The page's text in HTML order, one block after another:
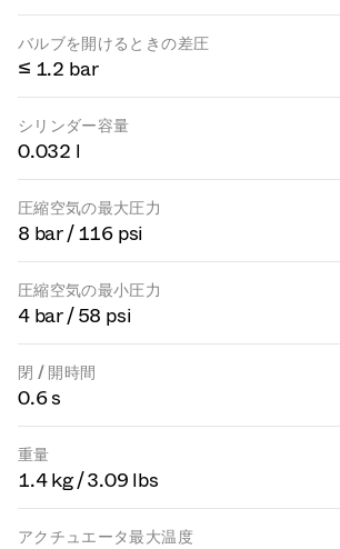
バルブを開けるときの差圧
≤ 1.2 bar
シリンダー容量
0.032 l
圧縮空気の最大圧力
8 bar / 116 psi
圧縮空気の最小圧力
4 bar / 58 psi
閉 / 開時間
0.6 s
重量
1.4 kg / 3.09 lbs
アクチュエータ最大温度